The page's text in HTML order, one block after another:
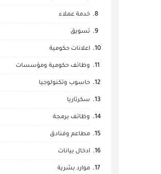
خدمة عملاء
تسويق
اعلانات حكومية
وظائف حكومية ومؤسسات
حاسوب وتكنولوجيا
سكرتاريا
وظائف برمجة
مطاعم وفنادق
ادخال بيانات
موارد بشرية